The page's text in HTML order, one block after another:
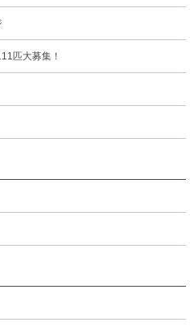
匹大募集！